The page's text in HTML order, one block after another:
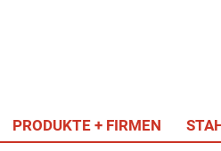
PRODUKTE + FIRMEN